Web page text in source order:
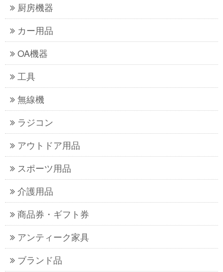
厨房機器
カー用品
OA機器
工具
無線機
ラジコン
アウトドア用品
スポーツ用品
介護用品
商品券・ギフト券
アンティーク家具
ブランド品